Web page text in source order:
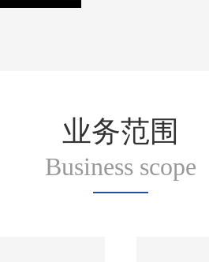
业务范围
Business scope